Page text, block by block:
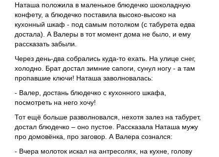
Наташа положила в маленькое блюдечко шоколадную
конфету, а блюдечко поставила высоко-высоко на
кухонный шкаф - под самым потолком (с табурета едва
достала). А Валеры в тот момент дома не было, и ему
рассказать забыли.
Через день-два собрались куда-то ехать. На улице снег,
холодно. Брат достал зимние сапоги, сунул ногу - а там
пропавшие ключи! Наташа заволновалась:
- Валер, достань блюдечко с кухонного шкафа,
посмотреть на него хочу!
Тот ещё больше разволновался, нехотя залез на табурет,
достал блюдечко – оно пустое. Рассказала Наташа мужу
про домовёнка, про заговор. А Валера сознался:
- Вчера молоток искал на антресолях, на кухне, голову